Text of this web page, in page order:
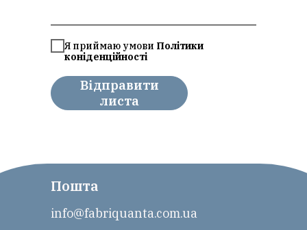
Я приймаю умови Політики
коніденційності
Відправити
листа
Пошта
info@fabriquanta.com.ua